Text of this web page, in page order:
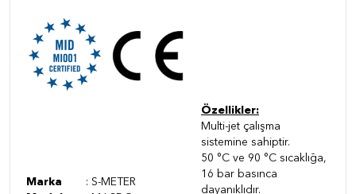
Marka
: S-METER
Özellikler:
Multi-jet çalışma
sistemine sahiptir.
50 °C ve 90 °C sıcaklığa,
16 bar basınca
dayanıklıdır.